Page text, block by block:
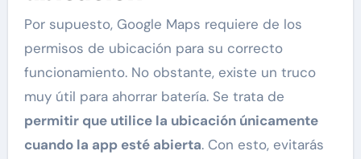
Por supuesto, Google Maps requiere de los
permisos de ubicación para su correcto
funcionamiento. No obstante, existe un truco
muy útil para ahorrar batería. Se trata de
permitir que utilice la ubicación únicamente
cuando la app esté abierta. Con esto, evitarás